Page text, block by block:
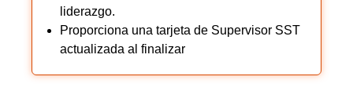
liderazgo.
Proporciona una tarjeta de Supervisor SST
actualizada al finalizar